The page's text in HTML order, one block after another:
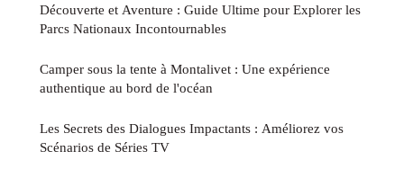
Découverte et Aventure : Guide Ultime pour Explorer les
Parcs Nationaux Incontournables
Camper sous la tente à Montalivet : Une expérience
authentique au bord de l'océan
Les Secrets des Dialogues Impactants : Améliorez vos
Scénarios de Séries TV